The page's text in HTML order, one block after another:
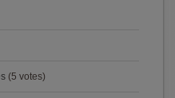
(5 votes)